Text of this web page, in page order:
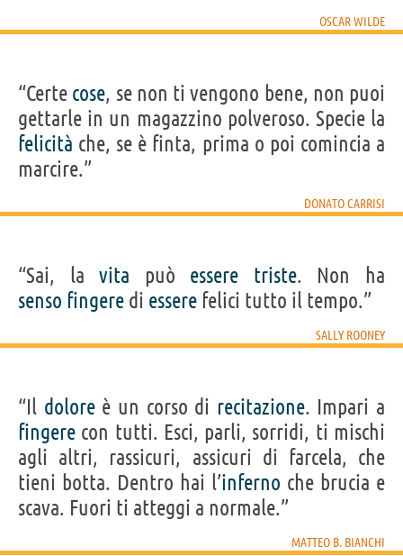
OSCAR WILDE
“Certe cose, se non ti vengono bene, non puoi
gettarle in un magazzino polveroso. Specie la
felicità che, se è finta, prima o poi comincia a
marcire.”
DONATO CARRISI
“Sai, lavita può essere triste. Non ha
senso fingere di essere felici tutto il tempo.”
SALLY ROONEY
“Il doloreè un corso di recitazione. Impari a
fingere con tutti. Esci, parli, sorridi, ti mischi
agli altri, rassicuri, assicuri di farcela, che
tieni botta. Dentro hai l’inferno che brucia e
scava. Fuori ti atteggi a normale.”
MATTEO B. BIANCHI